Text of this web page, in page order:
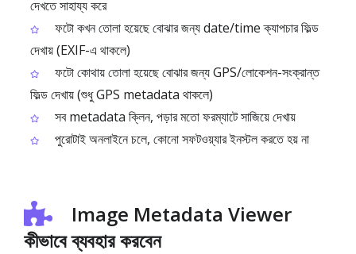
দেখতে সাহায্য করে
ফটো কখন তোলা হয়েছে বোঝার জন্য date/time ক্যাপচার ফিল্ড
দেখায় (EXIF-এ থাকলে)
ফটো কোথায় তোলা হয়েছে বোঝার জন্য GPS/লোকেশন-সংক্রান্ত
ফিল্ড দেখায় (শুধু GPS metadata থাকলে)
সব metadata ক্লিন, পড়ার মতো ফরম্যাটে সাজিয়ে দেখায়
পুরোটাই অনলাইনে চলে, কোনো সফটওয়্যার ইনস্টল করতে হয় না
Image Metadata Viewer
কীভাবে ব্যবহার করবেন